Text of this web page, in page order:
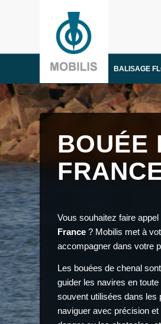
BALISAGE
BOUÉE
Vous souhaitez faire
France ? Mobilis met à
accompagner dans votre
Les bouées de chenal
guider les navires en
souvent utilisées dans les
naviguer avec précision